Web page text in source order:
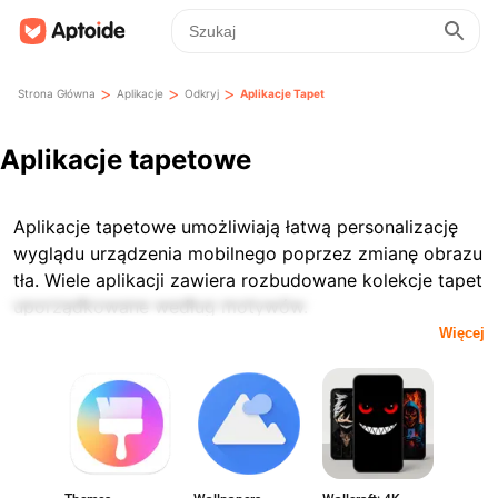
Strona Główna > Aplikacje > Odkryj > Aplikacje Tapet
Aplikacje tapetowe
Aplikacje tapetowe umożliwiają łatwą personalizację
wyglądu urządzenia mobilnego poprzez zmianę obrazu
tła. Wiele aplikacji zawiera rozbudowane kolekcje tapet
uporządkowane według motywów.
Dostępne funkcje mogą się różnić w zależności od
aplikacji. Niektóre aplikacje tapetowe skupiają się na
statycznych obrazach, inne oferują tapety dynamiczne
z efektami ruchu lub interaktywnymi elementami.
Jakość obrazu oraz obsługa rozdzielczości to ważne
czynniki przy wyborze aplikacji tapetowej. Niektóre
Więcej